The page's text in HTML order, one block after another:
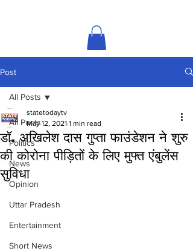
Post
All Posts
Politics
News
Opinion
Uttar Pradesh
Entertainment
Short News
All Posts
डॉ. अखिलेश दास गुप्ता फाउंडेशन ने शुरु
की कोरोना पीड़ितों के लिए मुफ्त एंबुलेंस
सुविधा
statetodaytv
May 12, 2021 1 min read